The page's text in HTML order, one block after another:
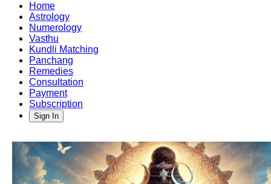
Home
Astrology
Numerology
Vasthu
Kundli Matching
Panchang
Remedies
Consultation
Payment
Subscription
Sign In